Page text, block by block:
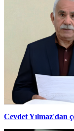
Cevdet Yılmaz'dan